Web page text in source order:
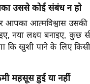
उससे कोई संबंध न हो
आत्मविश्वास उसकी
नया लक्ष्य बनाइए, कुछ
कि खुशी पाने के लिए
महसूस हुई या नहीं